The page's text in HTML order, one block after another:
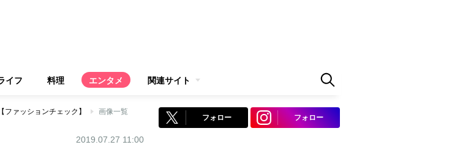
イフ 料理 エンタメ 関連サイト
ァッションチェック】 画像一覧
2019.07.27 11:00
フォロー フォロー